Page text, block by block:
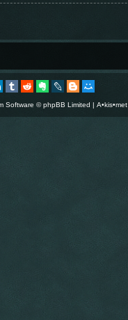
Software © phpBB Limited | A•kis•met